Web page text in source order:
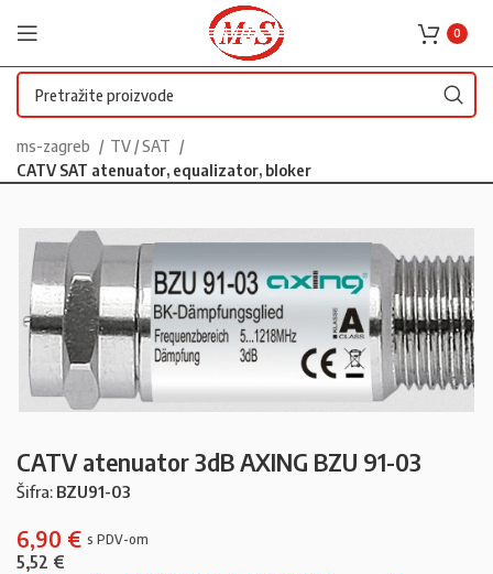
0
ms-zagreb
TV / SAT
CATV SAT atenuator, equalizator, bloker
CATV atenuator 3dB AXING BZU 91-03
Šifra: BZU91-03
6,90 €
5,52 €